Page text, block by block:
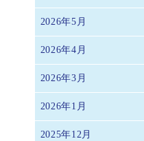
2026年5月
2026年4月
2026年3月
2026年1月
2025年12月